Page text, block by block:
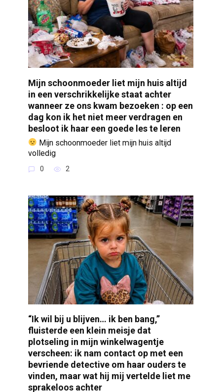
Mijn schoonmoeder liet mijn huis altijd
in een verschrikkelijke staat achter
wanneer ze ons kwam bezoeken : op een
dag kon ik het niet meer verdragen en
besloot ik haar een goede les te leren
Mijn schoonmoeder liet mijn huis altijd
volledig
0 2
“Ik wil bij u blijven… ik ben bang,”
fluisterde een klein meisje dat
plotseling in mijn winkelwagentje
verscheen: ik nam contact op met een
bevriende detective om haar ouders te
vinden, maar wat hij mij vertelde liet me
sprakeloos achter